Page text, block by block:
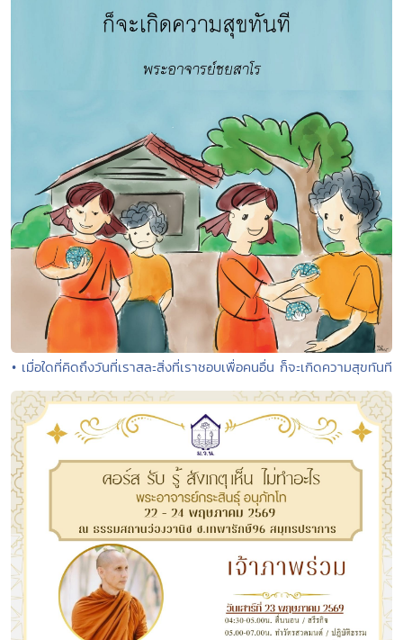
• เมื่อใดที่คิดถึงวันที่เราสละสิ่งที่เราชอบเพื่อคนอื่น ก็จะเกิดความสุขทันที